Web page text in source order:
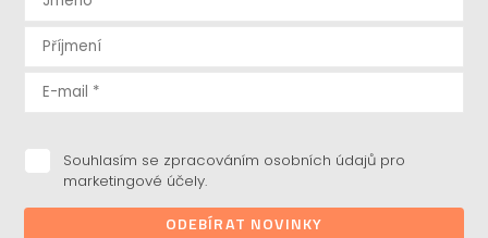
Souhlasím se zpracováním osobních údajů pro
marketingové účely.
ODEBÍRAT NOVINKY